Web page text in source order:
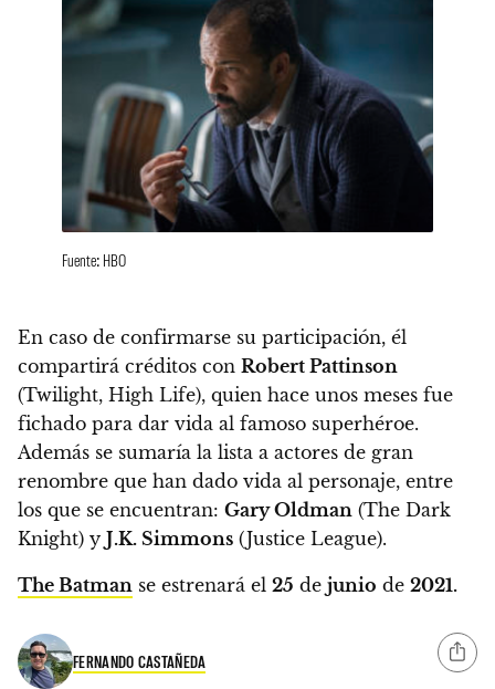
Fuente: HBO
En caso de confirmarse su participación, él
compartirá créditos con Robert Pattinson
(Twilight, High Life), quien hace unos meses fue
fichado para dar vida al famoso superhéroe.
Además se sumaría la lista a actores de gran
renombre que han dado vida al personaje, entre
los que se encuentran: Gary Oldman (The Dark
Knight) y J.K. Simmons (Justice League).
The Batman se estrenará el 25 de junio de 2021.
FERNANDO CASTAÑEDA